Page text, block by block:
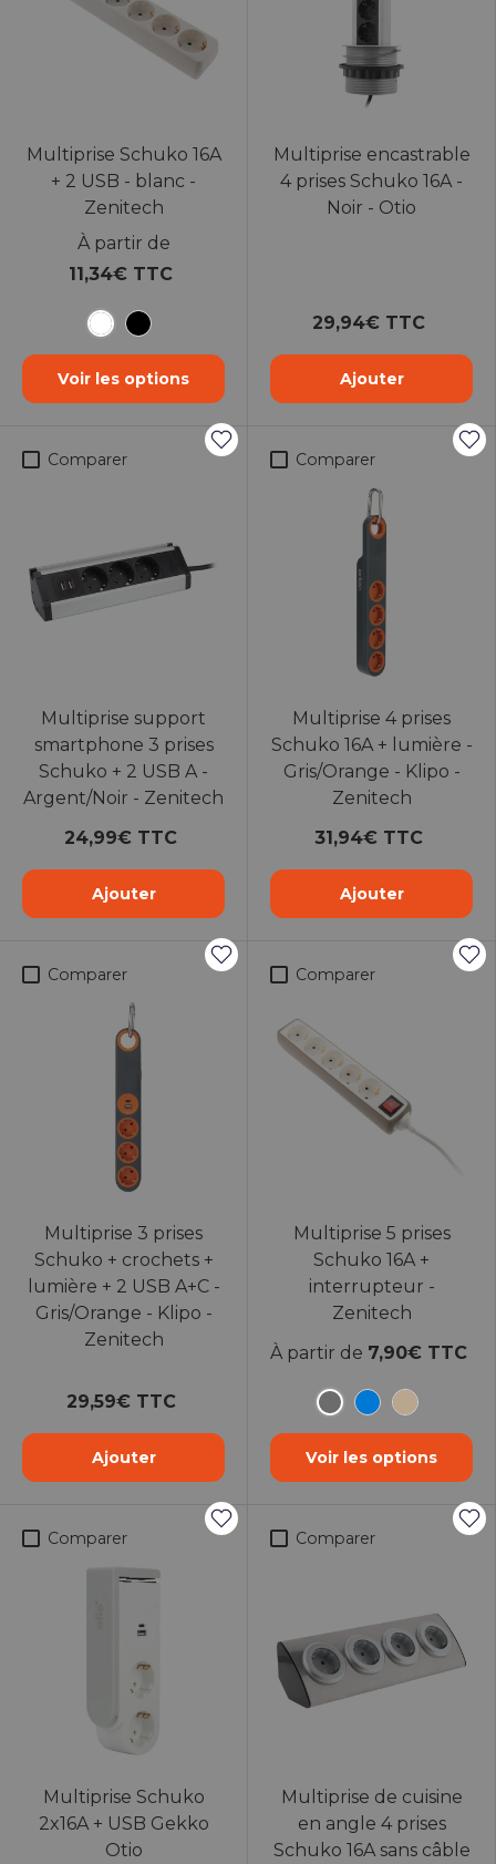
Multiprise Schuko 16A
+ 2 USB - blanc -
Zenitech
À partir de
11,34€ TTC
Voir les options
Multiprise encastrable
4 prises Schuko 16A -
Noir - Otio
29,94€ TTC
Ajouter
Comparer
Multiprise support
smartphone 3 prises
Schuko + 2 USB A -
Argent/Noir - Zenitech
24,99€ TTC
Ajouter
Comparer
Multiprise 4 prises
Schuko 16A + lumière -
Gris/Orange - Klipo -
Zenitech
31,94€ TTC
Ajouter
Comparer
Multiprise 3 prises
Schuko + crochets +
lumière + 2 USB A+C -
Gris/Orange - Klipo -
Zenitech
29,59€ TTC
Ajouter
Comparer
Multiprise 5 prises
Schuko 16A +
interrupteur -
Zenitech
À partir de 7,90€ TTC
Voir les options
Comparer
Multiprise Schuko
2x16A + USB Gekko
Otio
Comparer
Multiprise de cuisine
en angle 4 prises
Schuko 16A sans câble